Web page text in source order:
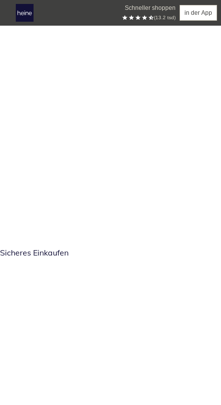
Schneller shoppen
(13.2 tsd)
in der App
Sicheres Einkaufen